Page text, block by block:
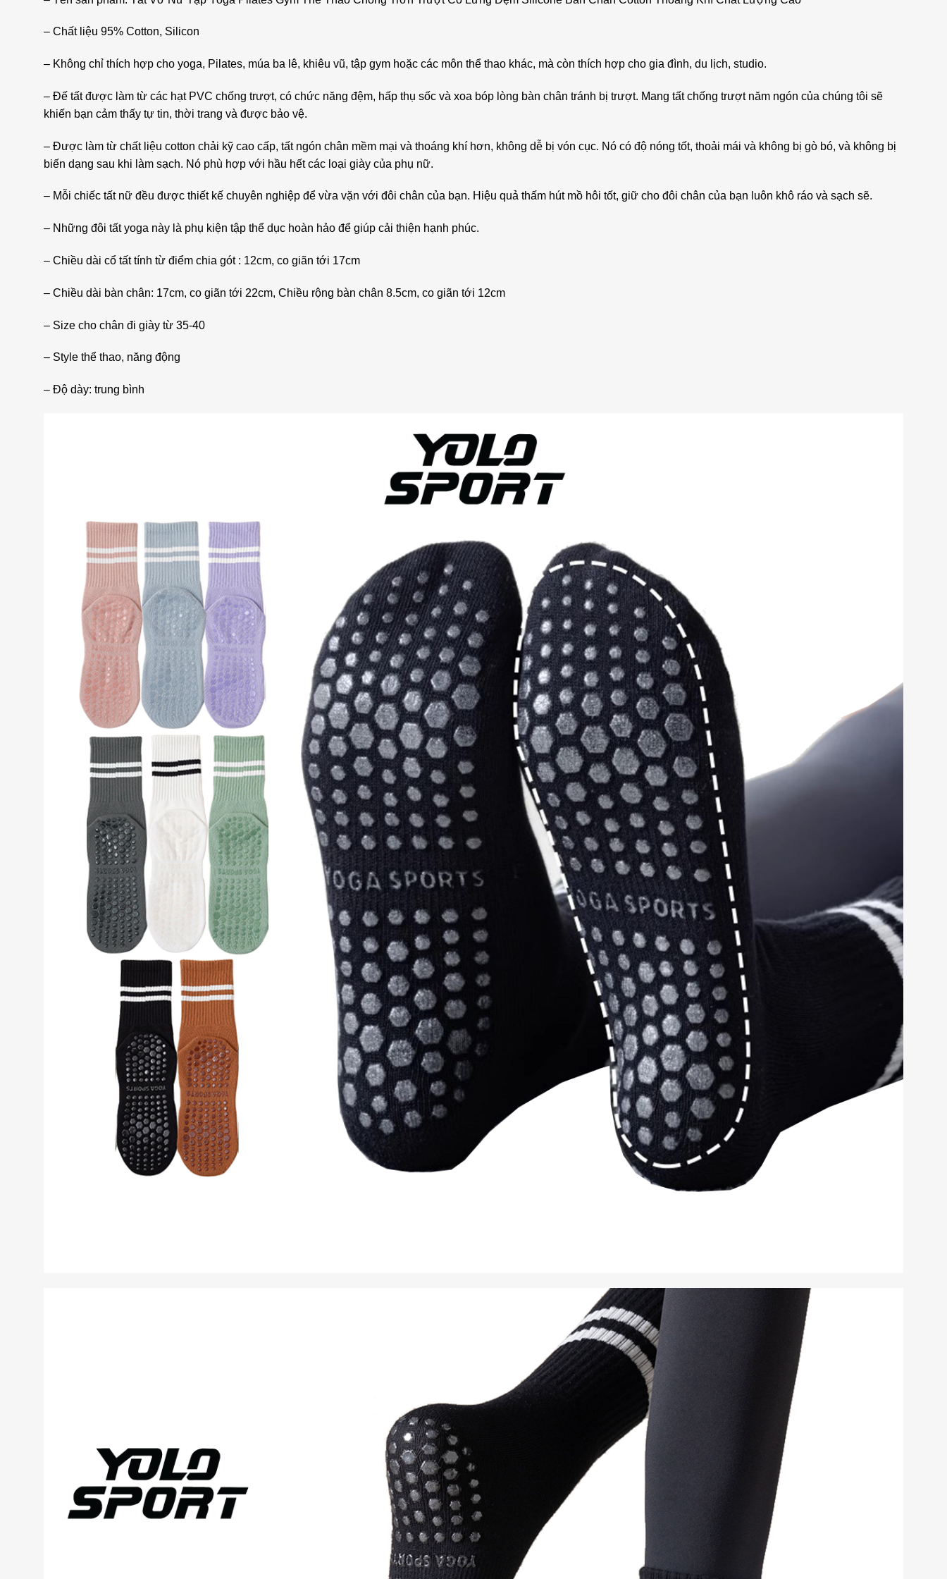
– Chất liệu 95% Cotton, Silicon
– Không chỉ thích hợp cho yoga, Pilates, múa ba lê, khiêu vũ, tập gym hoặc các môn thể thao khác, mà còn thích hợp cho gia đình, du lịch, studio.
– Đế tất được làm từ các hạt PVC chống trượt, có chức năng đệm, hấp thụ sốc và xoa bóp lòng bàn chân tránh bị trượt. Mang tất chống trượt năm ngón của chúng tôi sẽ
khiến bạn cảm thấy tự tin, thời trang và được bảo vệ.
– Được làm từ chất liệu cotton chải kỹ cao cấp, tất ngón chân mềm mại và thoáng khí hơn, không dễ bị vón cục. Nó có độ nóng tốt, thoải mái và không bị gò bó, và không bị
biến dạng sau khi làm sạch. Nó phù hợp với hầu hết các loại giày của phụ nữ.
– Mỗi chiếc tất nữ đều được thiết kế chuyên nghiệp để vừa vặn với đôi chân của bạn. Hiệu quả thấm hút mồ hôi tốt, giữ cho đôi chân của bạn luôn khô ráo và sạch sẽ.
– Những đôi tất yoga này là phụ kiện tập thể dục hoàn hảo để giúp cải thiện hạnh phúc.
– Chiều dài cổ tất tính từ điểm chia gót : 12cm, co giãn tới 17cm
– Chiều dài bàn chân: 17cm, co giãn tới 22cm, Chiều rộng bàn chân 8.5cm, co giãn tới 12cm
– Size cho chân đi giày từ 35-40
– Style thể thao, năng động
– Độ dày: trung bình